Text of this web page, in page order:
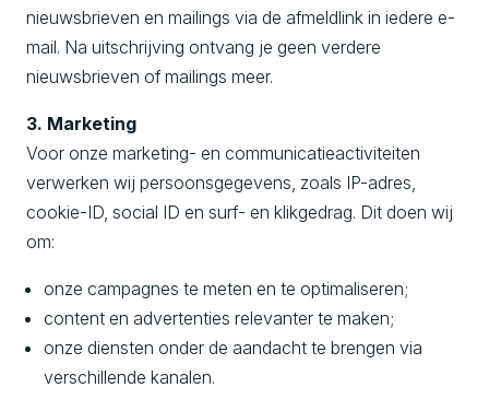
nieuwsbrieven en mailings via de afmeldlink in iedere e-
mail. Na uitschrijving ontvang je geen verdere
nieuwsbrieven of mailings meer.
3. Marketing
Voor onze marketing- en communicatieactiviteiten
verwerken wij persoonsgegevens, zoals IP-adres,
cookie-ID, social ID en surf- en klikgedrag. Dit doen wij
om:
onze campagnes te meten en te optimaliseren;
content en advertenties relevanter te maken;
onze diensten onder de aandacht te brengen via
verschillende kanalen.